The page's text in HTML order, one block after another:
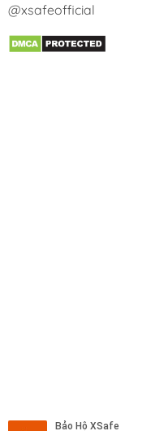
@xsafeofficial